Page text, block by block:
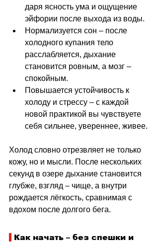
даря ясность ума и ощущение
эйфории после выхода из воды.
Нормализуется сон – после
холодного купания тело
расслабляется, дыхание
становится ровным, а мозг –
спокойным.
Повышается устойчивость к
холоду и стрессу – с каждой
новой практикой вы чувствуете
себя сильнее, увереннее, живее.
Холод словно отрезвляет не только
кожу, но и мысли. После нескольких
секунд в озере дыхание становится
глубже, взгляд – чище, а внутри
рождается лёгкость, сравнимая с
вдохом после долгого бега.
Как начать – без спешки и